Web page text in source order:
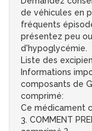
de véhicules en
fréquents
présentez peu
d'hypoglycémie.
Liste des
Informations
composants de
comprimé:
Ce médicament
3. COMMENT